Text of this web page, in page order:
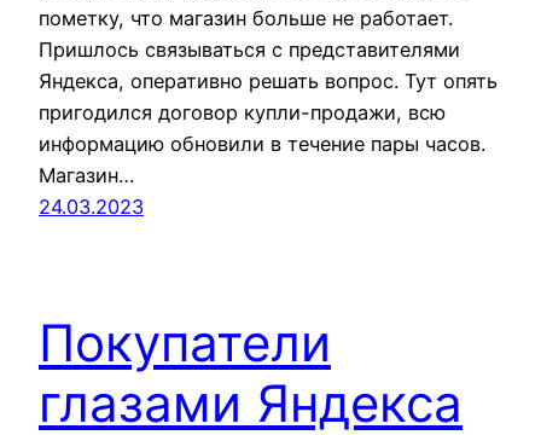
пометку, что магазин больше не работает.
Пришлось связываться с представителями
Яндекса, оперативно решать вопрос. Тут опять
пригодился договор купли-продажи, всю
информацию обновили в течение пары часов.
Магазин…
24.03.2023
Покупатели
глазами Яндекса